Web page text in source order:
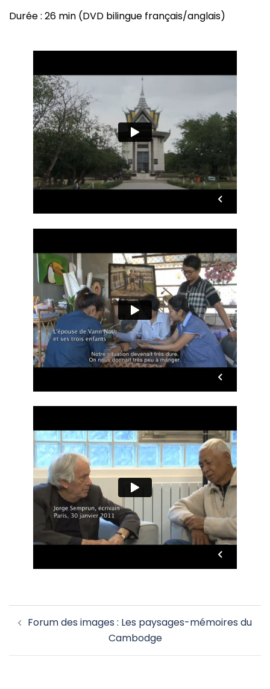
Durée : 26 min (DVD bilingue français/anglais)
d’article
Forum des images : Les paysages-mémoires du
Cambodge